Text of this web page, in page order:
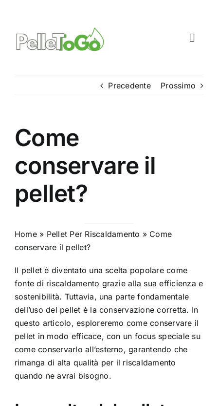
contenuto
Precedente Prossimo
Come
conservare il
pellet?
Home» Pellet Per Riscaldamento » Come
conservare il pellet?
Il pellet è diventato una scelta popolare come
fonte di riscaldamento grazie alla sua efficienza e
sostenibilità. Tuttavia, una parte fondamentale
dell’uso del pellet è la conservazione corretta. In
questo articolo, esploreremo come conservare il
pellet in modo efficace, con un focus speciale su
come conservarlo all’esterno, garantendo che
rimanga di alta qualità per il riscaldamento
quando ne avrai bisogno.